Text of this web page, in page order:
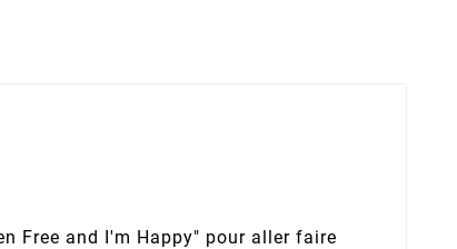
Free and I'm Happy" pour aller faire